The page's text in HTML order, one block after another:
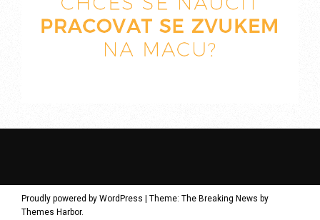
Proudly powered by WordPress
Theme: The Breaking News by
Themes Harbor.